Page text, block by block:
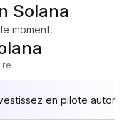
Solana
moment.
en pilote